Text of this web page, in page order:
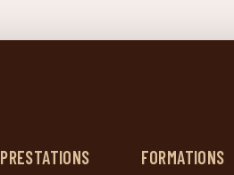
PRESTATIONS FORMATIONS